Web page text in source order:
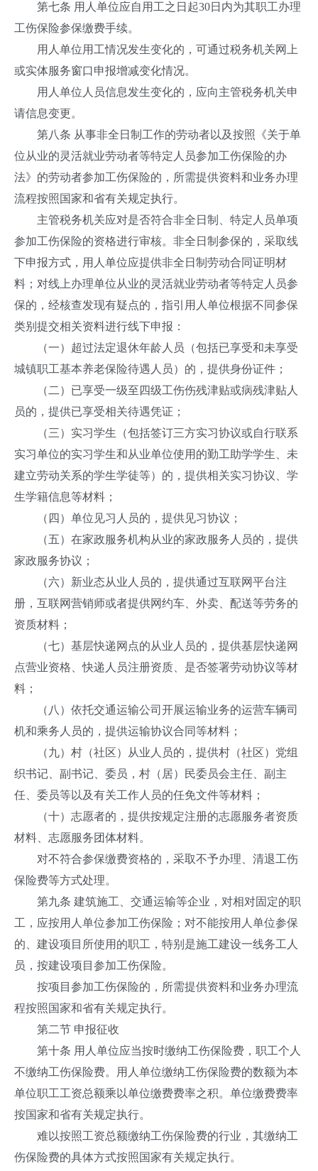
第七条 用人单位应自用工之日起30日内为其职工办理
工伤保险参保缴费手续。
用人单位用工情况发生变化的，可通过税务机关网上
或实体服务窗口申报增减变化情况。
用人单位人员信息发生变化的，应向主管税务机关申
请信息变更。
第八条 从事非全日制工作的劳动者以及按照《关于单
位从业的灵活就业劳动者等特定人员参加工伤保险的办
法》的劳动者参加工伤保险的，所需提供资料和业务办理
流程按照国家和省有关规定执行。
主管税务机关应对是否符合非全日制、特定人员单项
参加工伤保险的资格进行审核。非全日制参保的，采取线
下申报方式，用人单位应提供非全日制劳动合同证明材
料；对线上办理单位从业的灵活就业劳动者等特定人员参
保的，经核查发现有疑点的，指引用人单位根据不同参保
类别提交相关资料进行线下申报：
（一）超过法定退休年龄人员（包括已享受和未享受
城镇职工基本养老保险待遇人员）的，提供身份证件；
（二）已享受一级至四级工伤伤残津贴或病残津贴人
员的，提供已享受相关待遇凭证；
（三）实习学生（包括签订三方实习协议或自行联系
实习单位的实习学生和从业单位使用的勤工助学学生、未
建立劳动关系的学生学徒等）的，提供相关实习协议、学
生学籍信息等材料；
（四）单位见习人员的，提供见习协议；
（五）在家政服务机构从业的家政服务人员的，提供
家政服务协议；
（六）新业态从业人员的，提供通过互联网平台注
册，互联网营销师或者提供网约车、外卖、配送等劳务的
资质材料；
（七）基层快递网点的从业人员的，提供基层快递网
点营业资格、快递人员注册资质、是否签署劳动协议等材
料；
（八）依托交通运输公司开展运输业务的运营车辆司
机和乘务人员的，提供运输协议合同等材料；
（九）村（社区）从业人员的，提供村（社区）党组
织书记、副书记、委员，村（居）民委员会主任、副主
任、委员等以及有关工作人员的任免文件等材料；
（十）志愿者的，提供按规定注册的志愿服务者资质
材料、志愿服务团体材料。
对不符合参保缴费资格的，采取不予办理、清退工伤
保险费等方式处理。
第九条 建筑施工、交通运输等企业，对相对固定的职
工，应按用人单位参加工伤保险；对不能按用人单位参保
的、建设项目所使用的职工，特别是施工建设一线务工人
员，按建设项目参加工伤保险。
按项目参加工伤保险的，所需提供资料和业务办理流
程按照国家和省有关规定执行。
第二节 申报征收
第十条 用人单位应当按时缴纳工伤保险费，职工个人
不缴纳工伤保险费。用人单位缴纳工伤保险费的数额为本
单位职工工资总额乘以单位缴费费率之积。单位缴费费率
按国家和省有关规定执行。
难以按照工资总额缴纳工伤保险费的行业，其缴纳工
伤保险费的具体方式按照国家有关规定执行。